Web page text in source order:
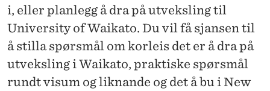
V
E
R
S
i, eller planlegg å dra på utveksling til
University of Waikato. Du vil få sjansen til
å stilla spørsmål om korleis det er å dra på
utveksling i Waikato, praktiske spørsmål
rundt visum og liknande og det å bu i New